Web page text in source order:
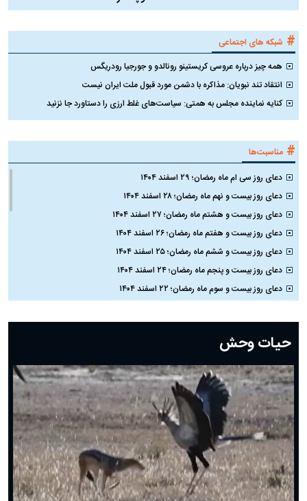
# شبکه های اجتماعی
همه چیز درباره عروسی کریستینو رونالدو و جورجیا رودریگس
انتقاد تند نبویان: مذاکره با دشمن مورد قبول ملت ایران نیست
کنایه نماینده مجلس به همتی: سیاست‌های غلط ارزی را دستاورد جا نزنید
# مناسبت‌ها
دعای روز سی ام ماه رمضان؛ ۲۹ اسفند ۱۴۰۴
دعای روز بیست و نهم ماه رمضان؛ ۲۸ اسفند ۱۴۰۴
دعای روز بیست و هشتم ماه رمضان؛ ۲۷ اسفند ۱۴۰۴
دعای روز بیست و هفتم ماه رمضان؛ ۲۶ اسفند ۱۴۰۴
دعای روز بیست و ششم ماه رمضان؛ ۲۵ اسفند ۱۴۰۴
دعای روز بیست و پنجم ماه رمضان؛ ۲۴ اسفند ۱۴۰۴
دعای روز بیست و سوم ماه رمضان؛ ۲۲ اسفند ۱۴۰۴
دعای روز بیستم ماه رمضان؛ ۱۹ اسفند ۱۴۰۴
دعای روز هشتم ماه مبارک رمضان؛ ۷ اسفند ماه ۱۴۰۴
دعای روز هفتم ماه رمضان؛ ۶ اسفند ۱۴۰۴
دعای روز ششم ماه رمضان؛ ۵ اسفند ۱۴۰۴
دعای روز پنجم ماه رمضان؛ ۴ اسفند ۱۴۰۴
دعای روز چهارم ماه مبارک رمضان؛ ۳ اسفند ۱۴۰۴
دعای روز سوم ماه مبارک رمضان؛ ۱۴ اسفند ۱۴۰۴
دعای روز دوم ماه مبارک رمضان ۱ اسفند ماه ۱۴۰۴
دعای روز اول ماه مبارک رمضان، ۳۰ بهمن ۱۴۰۴
حضرت زینب(س) چگونه از دنیا رفت؟
حیات وحش